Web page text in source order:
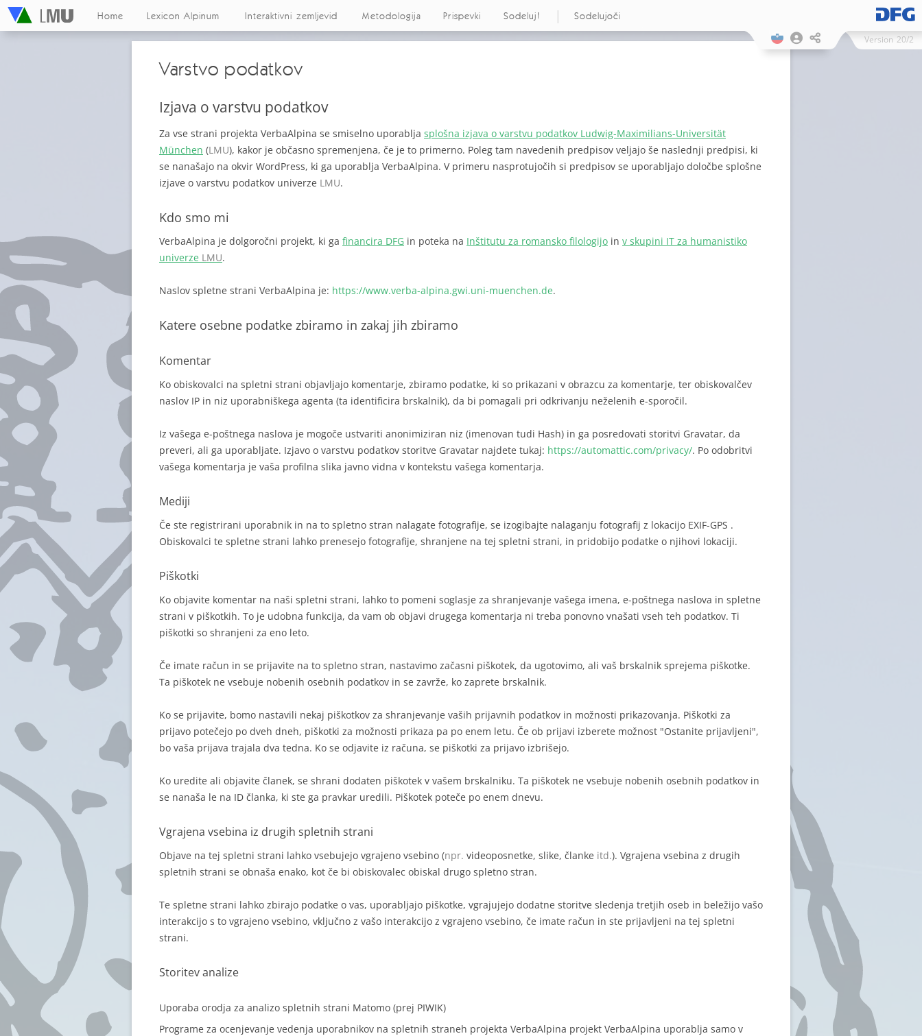
Home Lexicon Alpinum Interaktivni zemljevid Metodologija Prispevki Sodeluj! Sodelujoči
Version 20/2
Varstvo podatkov
Izjava o varstvu podatkov
Za vse strani projekta VerbaAlpina se smiselno uporablja splošna izjava o varstvu podatkov Ludwig-Maximilians-Universität
München (LMU), kakor je občasno spremenjena, če je to primerno. Poleg tam navedenih predpisov veljajo še naslednji predpisi, ki
se nanašajo na okvir WordPress, ki ga uporablja VerbaAlpina. V primeru nasprotujočih si predpisov se uporabljajo določbe splošne
izjave o varstvu podatkov univerze LMU.
Kdo smo mi
VerbaAlpina je dolgoročni projekt, ki ga financira DFG in poteka na Inštitutu za romansko filologijo in v skupini IT za humanistiko
univerze LMU.
Naslov spletne strani VerbaAlpina je: https://www.verba-alpina.gwi.uni-muenchen.de.
Katere osebne podatke zbiramo in zakaj jih zbiramo
Komentar
Ko obiskovalci na spletni strani objavljajo komentarje, zbiramo podatke, ki so prikazani v obrazcu za komentarje, ter obiskovalčev
naslov IP in niz uporabniškega agenta (ta identificira brskalnik), da bi pomagali pri odkrivanju neželenih e-sporočil.
Iz vašega e-poštnega naslova je mogoče ustvariti anonimiziran niz (imenovan tudi Hash) in ga posredovati storitvi Gravatar, da
preveri, ali ga uporabljate. Izjavo o varstvu podatkov storitve Gravatar najdete tukaj: https://automattic.com/privacy/. Po odobritvi
vašega komentarja je vaša profilna slika javno vidna v kontekstu vašega komentarja.
Mediji
Če ste registrirani uporabnik in na to spletno stran nalagate fotografije, se izogibajte nalaganju fotografij z lokacijo EXIF-GPS .
Obiskovalci te spletne strani lahko prenesejo fotografije, shranjene na tej spletni strani, in pridobijo podatke o njihovi lokaciji.
Piškotki
Ko objavite komentar na naši spletni strani, lahko to pomeni soglasje za shranjevanje vašega imena, e-poštnega naslova in spletne
strani v piškotkih. To je udobna funkcija, da vam ob objavi drugega komentarja ni treba ponovno vnašati vseh teh podatkov. Ti
piškotki so shranjeni za eno leto.
Če imate račun in se prijavite na to spletno stran, nastavimo začasni piškotek, da ugotovimo, ali vaš brskalnik sprejema piškotke.
Ta piškotek ne vsebuje nobenih osebnih podatkov in se zavrže, ko zaprete brskalnik.
Ko se prijavite, bomo nastavili nekaj piškotkov za shranjevanje vaših prijavnih podatkov in možnosti prikazovanja. Piškotki za
prijavo potečejo po dveh dneh, piškotki za možnosti prikaza pa po enem letu. Če ob prijavi izberete možnost "Ostanite prijavljeni",
bo vaša prijava trajala dva tedna. Ko se odjavite iz računa, se piškotki za prijavo izbrišejo.
Ko uredite ali objavite članek, se shrani dodaten piškotek v vašem brskalniku. Ta piškotek ne vsebuje nobenih osebnih podatkov in
se nanaša le na ID članka, ki ste ga pravkar uredili. Piškotek poteče po enem dnevu.
Vgrajena vsebina iz drugih spletnih strani
Objave na tej spletni strani lahko vsebujejo vgrajeno vsebino (npr. videoposnetke, slike, članke itd.). Vgrajena vsebina z drugih
spletnih strani se obnaša enako, kot če bi obiskovalec obiskal drugo spletno stran.
Te spletne strani lahko zbirajo podatke o vas, uporabljajo piškotke, vgrajujejo dodatne storitve sledenja tretjih oseb in beležijo vašo
interakcijo s to vgrajeno vsebino, vključno z vašo interakcijo z vgrajeno vsebino, če imate račun in ste prijavljeni na tej spletni
strani.
Storitev analize
Uporaba orodja za analizo spletnih strani Matomo (prej PIWIK)
Programe za ocenjevanje vedenja uporabnikov na spletnih straneh projekta VerbaAlpina projekt VerbaAlpina uporablja samo v